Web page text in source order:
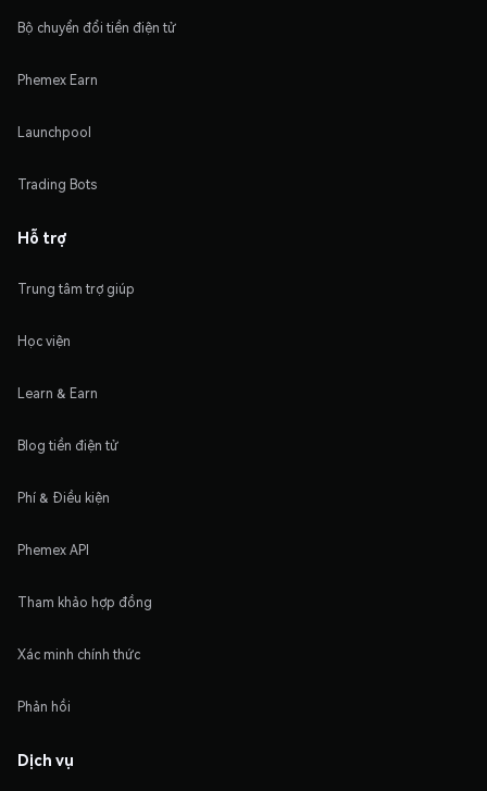
Bộ chuyển đổi tiền điện tử
Phemex Earn
Launchpool
Trading Bots
Hỗ trợ
Trung tâm trợ giúp
Học viện
Learn & Earn
Blog tiền điện tử
Phí & Điều kiện
Phemex API
Tham khảo hợp đồng
Xác minh chính thức
Phản hồi
Dịch vụ